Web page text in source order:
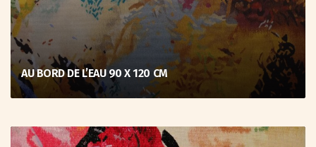
AU BORD DE L’EAU 90 X 120 CM